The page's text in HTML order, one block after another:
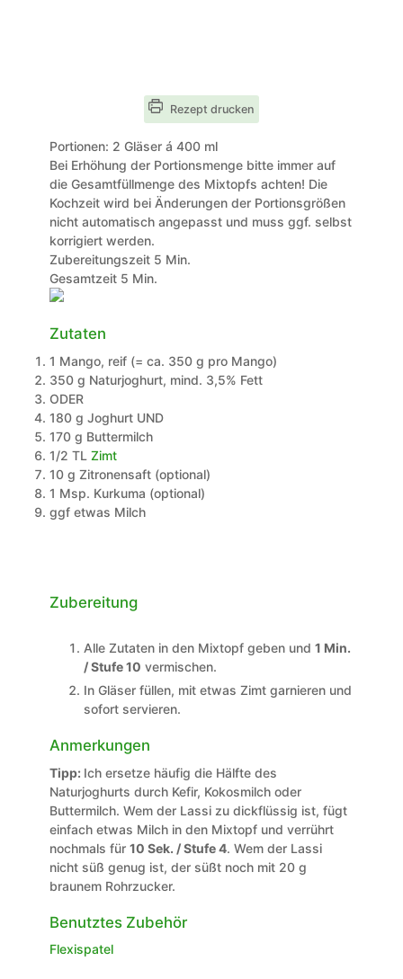
Rezept drucken
Portionen: 2 Gläser á 400 ml
Bei Erhöhung der Portionsmenge bitte immer auf
die Gesamtfüllmenge des Mixtopfs achten! Die
Kochzeit wird bei Änderungen der Portionsgrößen
nicht automatisch angepasst und muss ggf. selbst
korrigiert werden.
Zubereitungszeit 5Minuten
Min.
Gesamtzeit 5Minuten
Min.
Zutaten
1 Mango, reif (= ca. 350 g pro Mango)
350 g Naturjoghurt, mind. 3,5% Fett
ODER
180 g Joghurt UND
170 g Buttermilch
1/2 TL Zimt
10 g Zitronensaft (optional)
1 Msp. Kurkuma (optional)
ggf etwas Milch
Zubereitung
Alle Zutaten in den Mixtopf geben und 1 Min.
/ Stufe 10 vermischen.
In Gläser füllen, mit etwas Zimt garnieren und
sofort servieren.
Anmerkungen
Tipp: Ich ersetze häufig die Hälfte des
Naturjoghurts durch Kefir, Kokosmilch oder
Buttermilch. Wem der Lassi zu dickflüssig ist, fügt
einfach etwas Milch in den Mixtopf und verrührt
nochmals für 10 Sek. / Stufe 4. Wem der Lassi
nicht süß genug ist, der süßt noch mit 20 g
braunem Rohrzucker.
Benutztes Zubehör
Flexispatel